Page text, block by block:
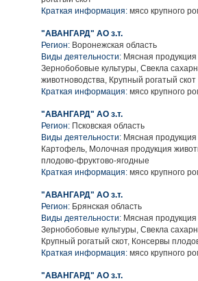
Краткая информация: мясо крупного
"АВАНГАРД" АО з.т.
Регион: Воронежская область
Виды деятельности: Мясная
Зернобобовые культуры, Свекла
животноводства, Крупный рогатый скот
Краткая информация: мясо крупного
"АВАНГАРД" АО з.т.
Регион: Псковская область
Виды деятельности: Мясная
Картофель, Молочная продукция
плодово-фруктово-ягодные
Краткая информация: мясо крупного
"АВАНГАРД" АО з.т.
Регион: Брянская область
Виды деятельности: Мясная
Зернобобовые культуры, Свекла
Крупный рогатый скот, Консервы
Краткая информация: мясо крупного
"АВАНГАРД" АО з.т.